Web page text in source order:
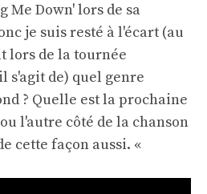
Me Down' lors de sa
je suis resté à l'écart (au
lors de la tournée
s'agit de) quel genre
? Quelle est la prochaine
l'autre côté de la chanson
cette façon aussi. «